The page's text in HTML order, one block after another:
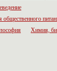
общественного
Химия,